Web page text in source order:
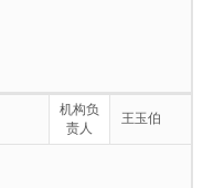
机构负
责人
王玉伯